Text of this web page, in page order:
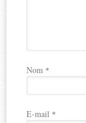
Nom *
E-mail *